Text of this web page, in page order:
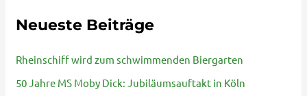
e
n
a
Neueste Beiträge
Rheinschiff wird zum schwimmenden Biergarten
50 Jahre MS Moby Dick: Jubiläumsauftakt in Köln